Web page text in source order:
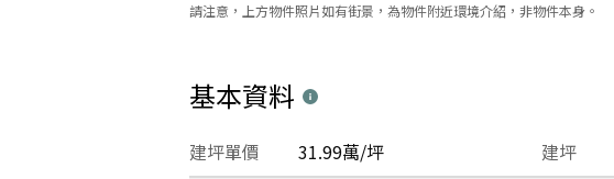
請注意，上方物件照片如有街景，為物件附近環境介紹，非物件本身。
基本資料
建坪
建坪單價 31.99萬/坪